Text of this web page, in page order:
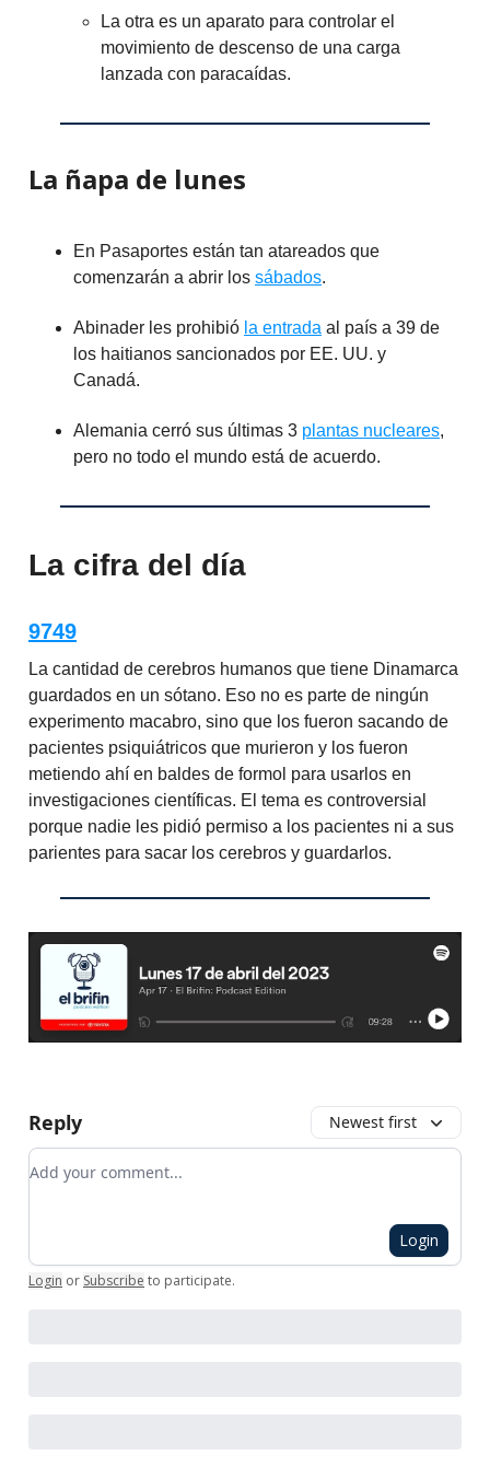
La otra es un aparato para controlar el
movimiento de descenso de una carga
lanzada con paracaídas.
La ñapa de lunes
En Pasaportes están tan atareados que
comenzarán a abrir los sábados.
Abinader les prohibió la entrada al país a 39 de
los haitianos sancionados por EE. UU. y
Canadá.
Alemania cerró sus últimas 3 plantas nucleares,
pero no todo el mundo está de acuerdo.
La cifra del día
9749
La cantidad de cerebros humanos que tiene Dinamarca
guardados en un sótano. Eso no es parte de ningún
experimento macabro, sino que los fueron sacando de
pacientes psiquiátricos que murieron y los fueron
metiendo ahí en baldes de formol para usarlos en
investigaciones científicas. El tema es controversial
porque nadie les pidió permiso a los pacientes ni a sus
parientes para sacar los cerebros y guardarlos.
Reply Newest first
Add your comment
Login
Login or Subscribe to participate.